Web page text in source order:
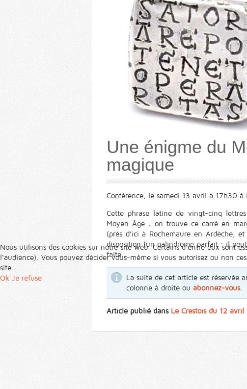
Une énigme du
magique
Conférence, le samedi 13 avril à 17h30 à
Cette phrase latine de vingt-cinq
Moyen Âge : on trouve ce carré en
(près d’ici à Rochemaure en Ardèche,
disposition (un palindrome parfait : il
faite...
La suite de cet article est réservée
colonne à droite ou abonnez-vous.
Article publié dans Le Crestois du 12
Nous utilisons des cookies sur notre site web. Certains d’entre eux sont
l'audience). Vous pouvez décider vous-même si vous autorisez ou non
site.
Ok Je refuse